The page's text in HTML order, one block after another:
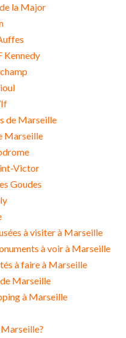
la Major
Kennedy
de Marseille
Marseille
Victor
Goudes
à visiter à Marseille
à voir à Marseille
à faire à Marseille
Marseille
à Marseille